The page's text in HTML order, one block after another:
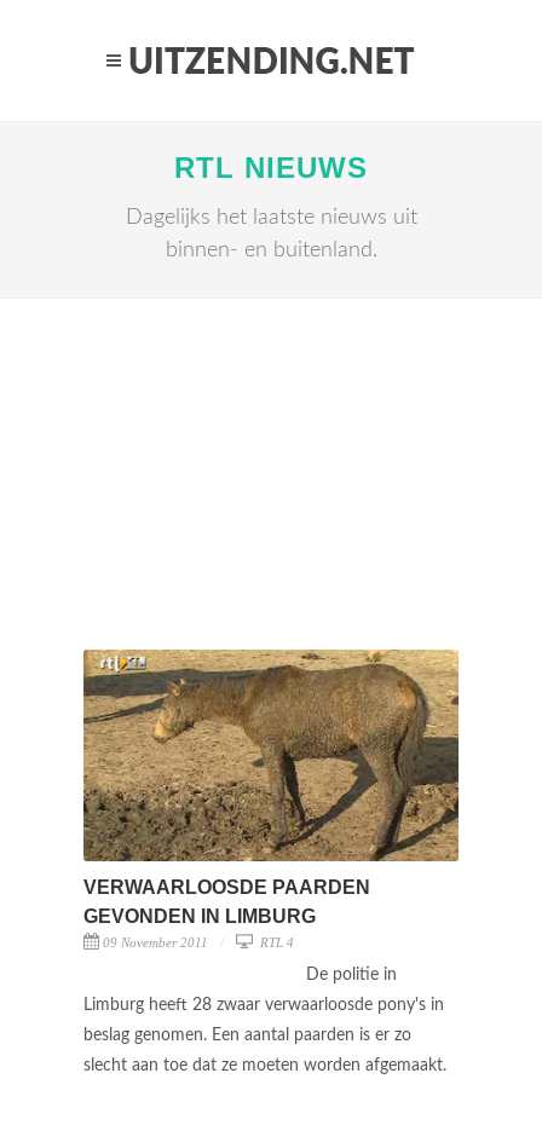
RTL NIEUWS
Dagelijks het laatste nieuws uit
binnen- en buitenland.
VERWAARLOOSDE PAARDEN
GEVONDEN IN LIMBURG
09 November 2011 RTL 4
De politie in
Limburg heeft 28 zwaar verwaarloosde pony's in
beslag genomen. Een aantal paarden is er zo
slecht aan toe dat ze moeten worden afgemaakt.